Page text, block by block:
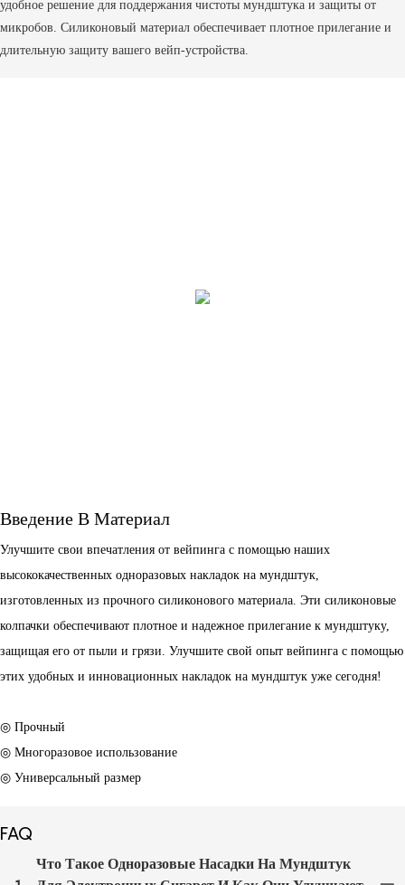
удобное решение для поддержания чистоты мундштука и защиты от
микробов. Силиконовый материал обеспечивает плотное прилегание и
длительную защиту вашего вейп-устройства.
Введение В Материал
Улучшите свои впечатления от вейпинга с помощью наших
высококачественных одноразовых накладок на мундштук,
изготовленных из прочного силиконового материала. Эти силиконовые
колпачки обеспечивают плотное и надежное прилегание к мундштуку,
защищая его от пыли и грязи. Улучшите свой опыт вейпинга с помощью
этих удобных и инновационных накладок на мундштук уже сегодня!
◎ Прочный
◎ Многоразовое использование
◎ Универсальный размер
FAQ
Что Такое Одноразовые Насадки На Мундштук